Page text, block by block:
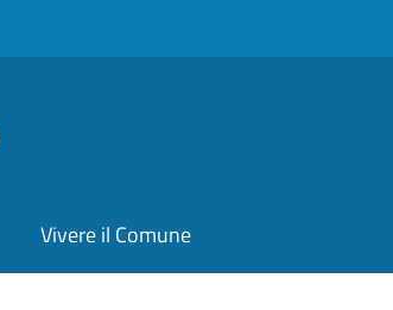
Vivere il Comune